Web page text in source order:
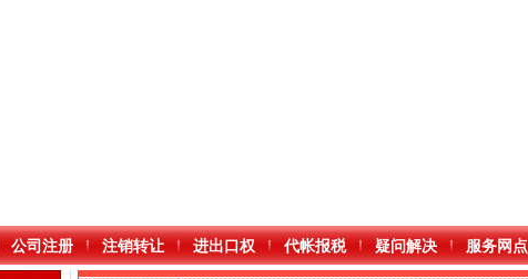
公司注册 注销转让 进出口权 代帐报税 疑问解决 服务网点